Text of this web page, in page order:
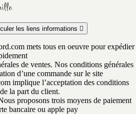
les liens informations 
mets tous en oeuvre pour expédier
de ventes. Nos conditions générales
d’une commande sur le site
implique l’acceptation des conditions
la part du client.
proposons trois moyens de paiement
bancaire ou apple pay